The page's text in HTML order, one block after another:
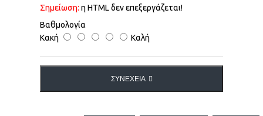
Σημείωση: η HTML δεν επεξεργάζεται!
Βαθμολογία
Κακή
Καλή
ΣΥΝΈΧΕΙΑ